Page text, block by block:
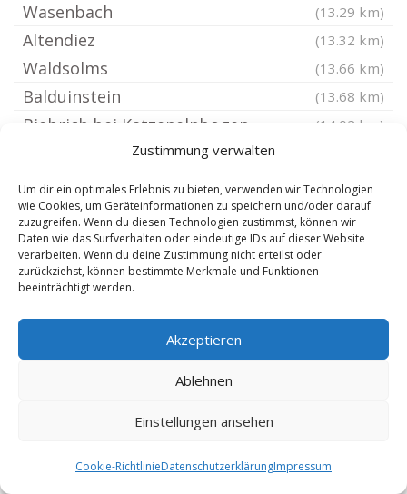
Zustimmung verwalten
Um dir ein optimales Erlebnis zu bieten, verwenden wir Technologien
wie Cookies, um Geräteinformationen zu speichern und/oder darauf
zuzugreifen. Wenn du diesen Technologien zustimmst, können wir
Daten wie das Surfverhalten oder eindeutige IDs auf dieser Website
verarbeiten. Wenn du deine Zustimmung nicht erteilst oder
zurückziehst, können bestimmte Merkmale und Funktionen
beeinträchtigt werden.
Akzeptieren
Ablehnen
Einstellungen ansehen
Cookie-RichtlinieDatenschutzerklärungImpressum
Wasenbach (13.29 km)
Altendiez (13.32 km)
Waldsolms (13.66 km)
Balduinstein (13.68 km)
Biebrich bei Katzenelnbogen (14.02 km)
Kelkheim Taunus (14.08 km)
Hadamar Westerwald (14.09 km)
Steinsberg Rhein-Lahn-Kreis (14.16 km)
Hambach bei Diez (14.28 km)
Langenscheid Rhein-Lahn-Kreis
Cramberg (14.39 km)
Rheingau-Taunus-Kreis
Wiesbaden Nordost
Mittelfischbach Rhein-Lahn-Kreis
Wiesbaden Sonnenberg (14.41 km)